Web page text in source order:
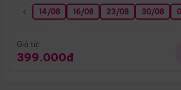
14/08 16/08 23/08 30/08
Giá từ:
399.000đ